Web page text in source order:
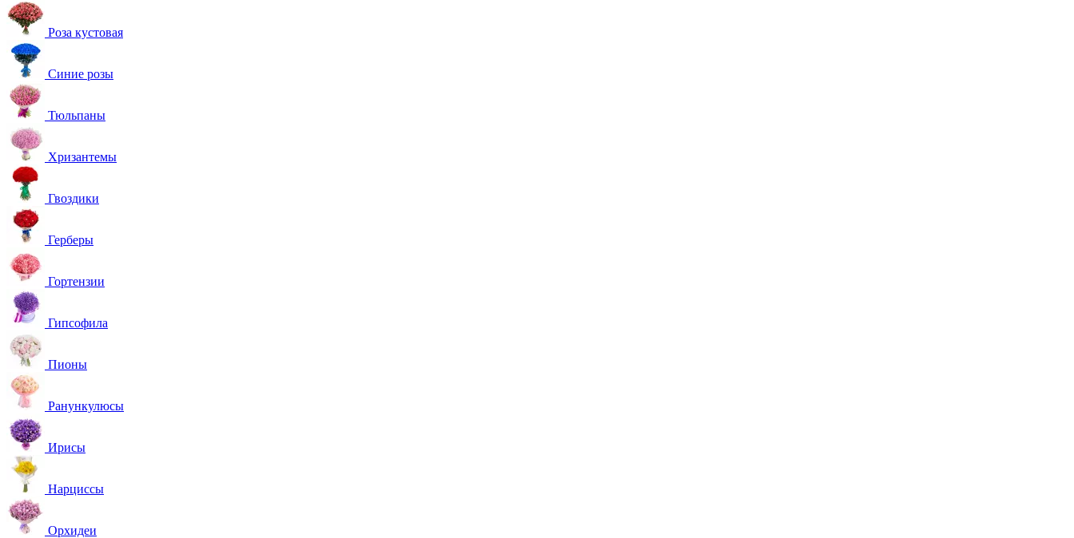
Роза кустовая
Синие розы
Тюльпаны
Хризантемы
Гвоздики
Герберы
Гортензии
Гипсофила
Пионы
Ранункулюсы
Ирисы
Нарциссы
Орхидеи